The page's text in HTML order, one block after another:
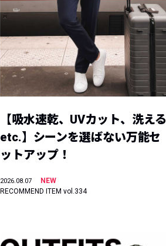
【吸水速乾、UVカット、洗える
etc.】シーンを選ばない万能セ
ットアップ！
2026.08.07
NEW
RECOMMEND ITEM vol.334